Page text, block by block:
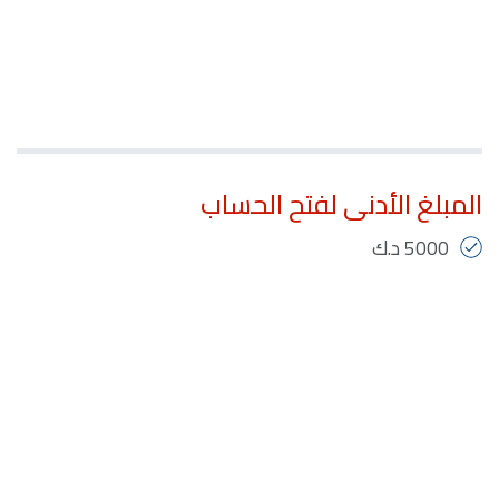
المبلغ الأدنى لفتح الحساب
5000 د.ك